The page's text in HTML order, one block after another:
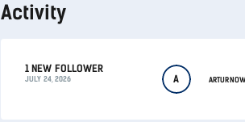
Activity
1 NEW FOLLOWER
JULY 24, 2026 A